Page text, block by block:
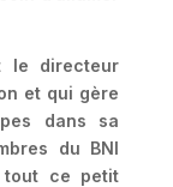
le directeur
et qui gère
dans sa
du BNI
tout ce petit